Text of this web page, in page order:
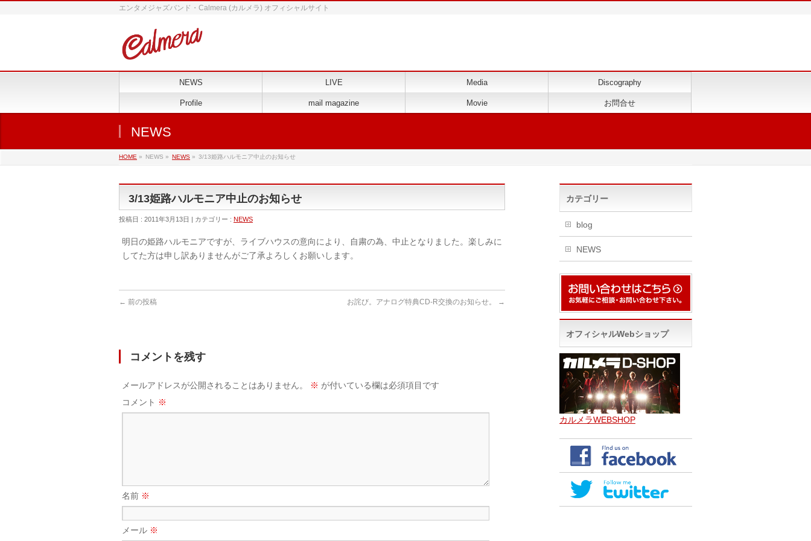
エンタメジャズバンド・Calmera (カルメラ) オフィシャルサイト
NEWS LIVE Media Discography
Profile mail magazine Movie お問合せ
NEWS
HOME » NEWS » NEWS » 3/13姫路ハルモニア中止のお知らせ
3/13姫路ハルモニア中止のお知らせ
投稿日 : 2011年3月13日 | カテゴリー : NEWS
明日の姫路ハルモニアですが、ライブハウスの意向により、自粛の為、中止となりました。楽しみに
してた方は申し訳ありませんがご了承よろしくお願いします。
← 前の投稿 お詫び。アナログ特典CD-R交換のお知らせ。 →
コメントを残す
メールアドレスが公開されることはありません。 ※ が付いている欄は必須項目です
コメント ※
名前 ※
メール ※
カテゴリー
blog
NEWS
オフィシャルWebショップ
カルメラWEBSHOP